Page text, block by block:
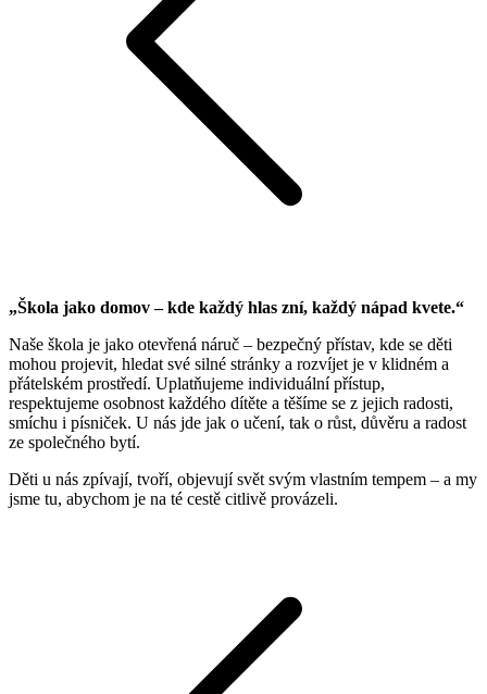
„Škola jako domov – kde každý hlas zní, každý nápad kvete.“
Naše škola je jako otevřená náruč – bezpečný přístav, kde se děti
mohou projevit, hledat své silné stránky a rozvíjet je v klidném a
přátelském prostředí. Uplatňujeme individuální přístup,
respektujeme osobnost každého dítěte a těšíme se z jejich radosti,
smíchu i písniček. U nás jde jak o učení, tak o růst, důvěru a radost
ze společného bytí.
Děti u nás zpívají, tvoří, objevují svět svým vlastním tempem – a my
jsme tu, abychom je na té cestě citlivě provázeli.